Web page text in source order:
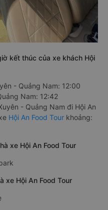
kết thúc của xe khách Hội
- Quảng Nam: 12:00
Nam: 12:42
- Quảng Nam đi Hội An
Hội An Food Tour khoảng:
xe Hội An Food Tour
xe Hội An Food Tour